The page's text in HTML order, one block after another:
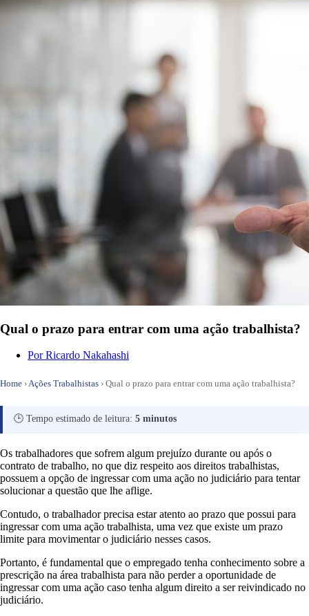
Qual o prazo para entrar com uma ação trabalhista?
PorRicardo Nakahashi
Home ›Ações Trabalhistas › Qual o prazo para entrar com uma ação trabalhista?
🕒 Tempo estimado de leitura: 5 minutos
Os trabalhadores que sofrem algum prejuízo durante ou após o
contrato de trabalho, no que diz respeito aos direitos trabalhistas,
possuem a opção de ingressar com uma ação no judiciário para tentar
solucionar a questão que lhe aflige.
Contudo, o trabalhador precisa estar atento ao prazo que possui para
ingressar com uma ação trabalhista, uma vez que existe um prazo
limite para movimentar o judiciário nesses casos.
Portanto, é fundamental que o empregado tenha conhecimento sobre a
prescrição na área trabalhista para não perder a oportunidade de
ingressar com uma ação caso tenha algum direito a ser reivindicado no
judiciário.